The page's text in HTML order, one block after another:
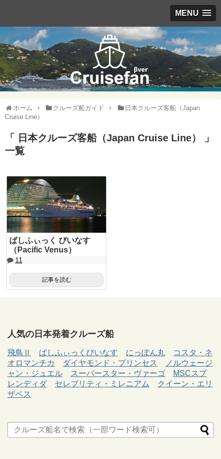
MENU
ホーム クルーズ船ガイド
日本クルーズ客船（Japan
Cruise Line）
「 日本クルーズ客船（Japan Cruise Line） 」
一覧
ぱしふぃっく びいなす
（Pacific Venus）
11
記事を読む
人気の日本発着クルーズ船
飛鳥Ⅱ ぱしふぃっくびいなす にっぽん丸
コスタ・ネ
オロマンチカ
ダイヤモンド・プリンセス
ノルウェージ
ャン・ジュエル
スーパースター・ヴァーゴ
MSCスプ
レンディダ
セレブリティ・ミレニアム
クイーン・エリ
ザベス